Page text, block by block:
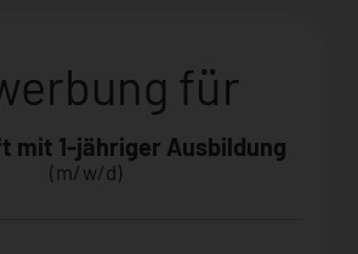
für
mit 1-jähriger Ausbildung
(m/w/d)